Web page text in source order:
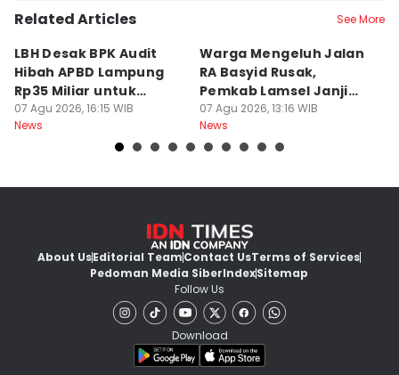
Related Articles See More
LBH Desak BPK Audit
Hibah APBD Lampung
Rp35 Miliar untuk
Kejaksaan
07 Agu 2026, 16:15 WIB
News
Warga Mengeluh Jalan
RA Basyid Rusak,
Pemkab Lamsel Janji
Segera Perbaiki
07 Agu 2026, 13:16 WIB
News
About UsEditorial TeamContact UsTerms of Services
Pedoman Media SiberIndexSitemap
Follow Us
Download